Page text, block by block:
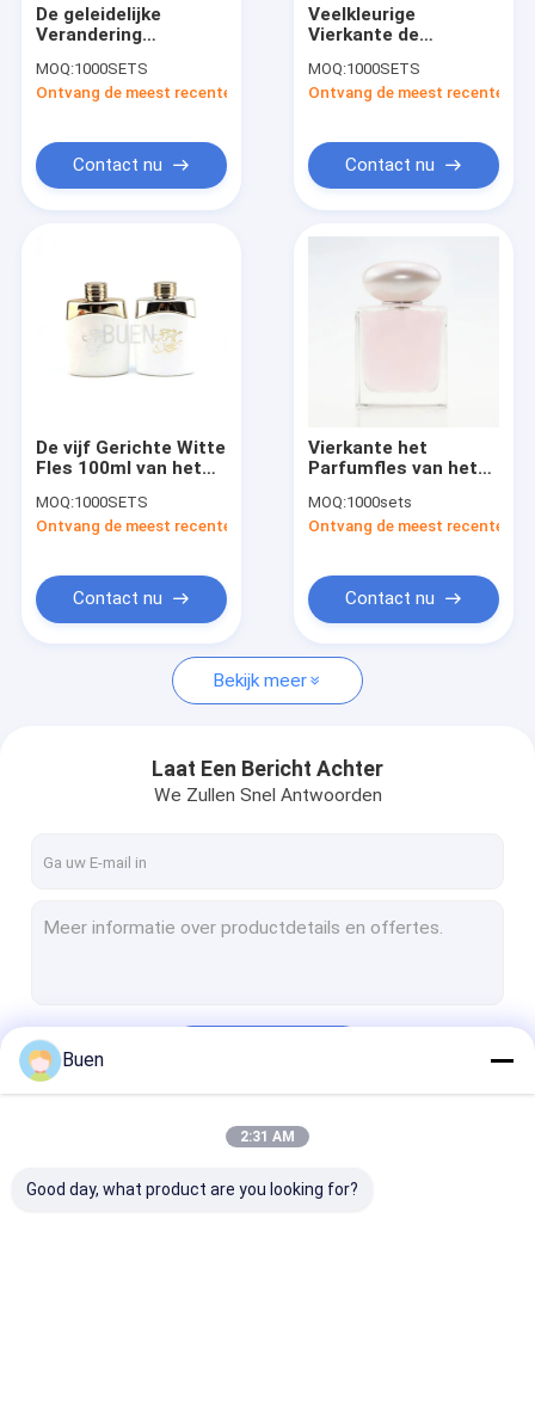
Ongeveer ons
Fabrieksreis
Nieuws
Gevallen
Verzoek om een Citaat
Glas Kosmetische Kruiken
De Fles van het glasdruppelbuisje
Plastic Lipglossbuis
De geleidelijke
Verandering
het Glasparfum met
Mistspuitbus 50ml
MOQ:1000SETS
Ontvang de meest recente Prijs
Contact nu
Veelkleurige
Vierkante de
Geleidelijke
Verandering
MOQ:1000SETS
Ontvang de meest recente
Contact nu
De vijf Gerichte Witte
Fles 100ml van het
UVzilver Gewogen
Dekking
MOQ:1000SETS
Ontvang de meest recente Prijs
Contact nu
Vierkante het
Parfumfles van het
Glas met Parel GLB
100ml
MOQ:1000sets
Ontvang de meest recente
Contact nu
Bekijk meer
Laat Een Bericht Achter
We Zullen Snel Antwoorden
Buen
2:31 AM
Good day, what product are you looking for?